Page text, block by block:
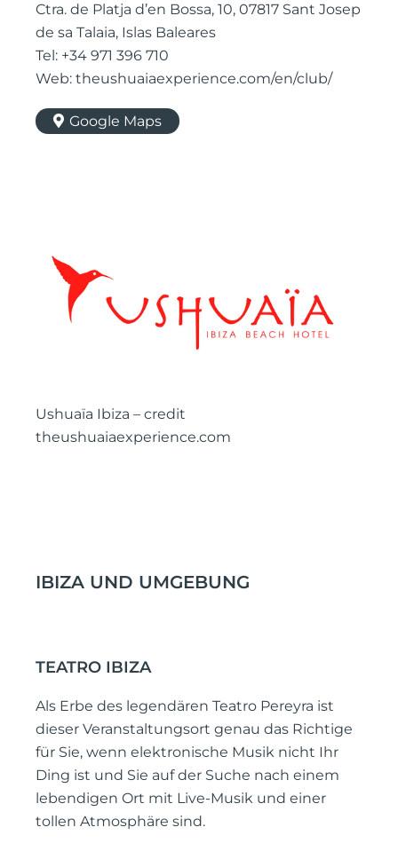
Ctra. de Platja d’en Bossa, 10, 07817 Sant Josep
de sa Talaia, Islas Baleares
Tel: +34 971 396 710
Web: theushuaiaexperience.com/en/club/
Google Maps
Ushuaïa Ibiza – credit
theushuaiaexperience.com
IBIZA UND UMGEBUNG
TEATRO IBIZA
Als Erbe des legendären Teatro Pereyra ist
dieser Veranstaltungsort genau das Richtige
für Sie, wenn elektronische Musik nicht Ihr
Ding ist und Sie auf der Suche nach einem
lebendigen Ort mit Live-Musik und einer
tollen Atmosphäre sind.